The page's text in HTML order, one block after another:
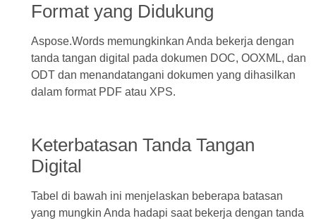
Format yang Didukung
Aspose.Words memungkinkan Anda bekerja dengan
tanda tangan digital pada dokumen DOC, OOXML, dan
ODT dan menandatangani dokumen yang dihasilkan
dalam format PDF atau XPS.
Keterbatasan Tanda Tangan
Digital
Tabel di bawah ini menjelaskan beberapa batasan
yang mungkin Anda hadapi saat bekerja dengan tanda